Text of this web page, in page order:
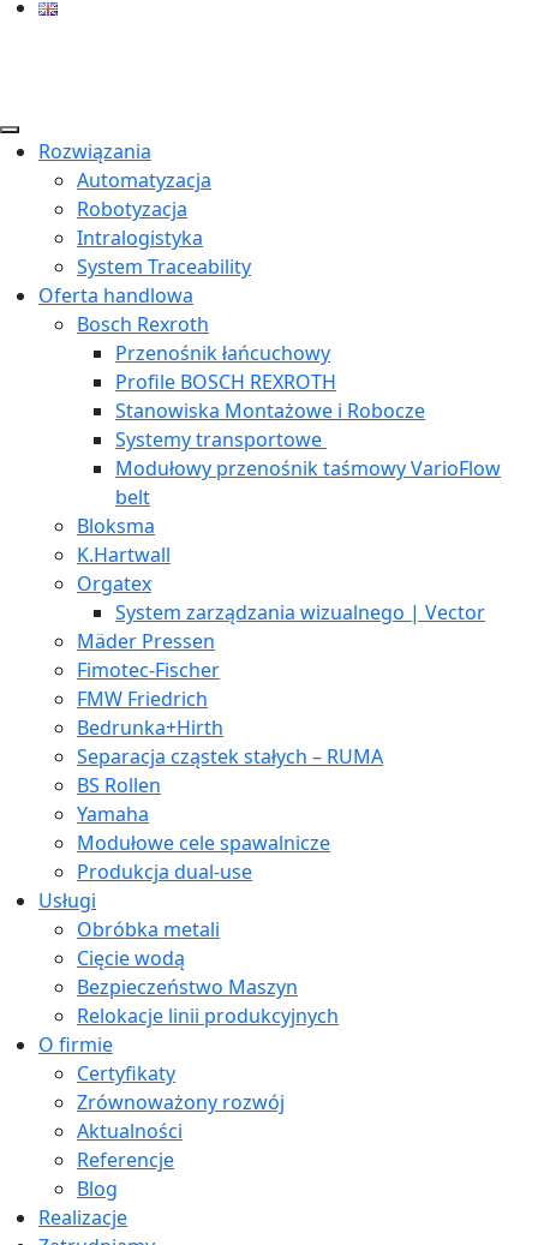
Rozwiązania
Automatyzacja
Robotyzacja
Intralogistyka
System Traceability
Oferta handlowa
Bosch Rexroth
Przenośnik łańcuchowy
Profile BOSCH REXROTH
Stanowiska Montażowe i Robocze
Systemy transportowe
Modułowy przenośnik taśmowy VarioFlow
belt
Bloksma
K.Hartwall
Orgatex
System zarządzania wizualnego | Vector
Mäder Pressen
Fimotec-Fischer
FMW Friedrich
Bedrunka+Hirth
Separacja cząstek stałych – RUMA
BS Rollen
Yamaha
Modułowe cele spawalnicze
Produkcja dual-use
Usługi
Obróbka metali
Cięcie wodą
Bezpieczeństwo Maszyn
Relokacje linii produkcyjnych
O firmie
Certyfikaty
Zrównoważony rozwój
Aktualności
Referencje
Blog
Realizacje